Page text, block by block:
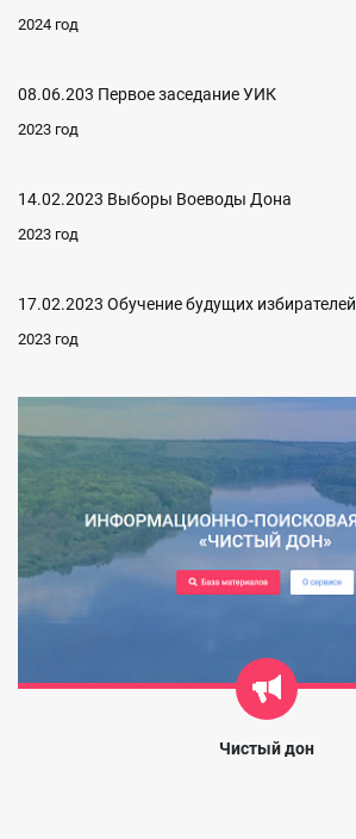
2024 год
08.06.203 Первое заседание УИК
2023 год
14.02.2023 Выборы Воеводы Дона
2023 год
17.02.2023 Обучение будущих избирателей
2023 год
Чистый дон